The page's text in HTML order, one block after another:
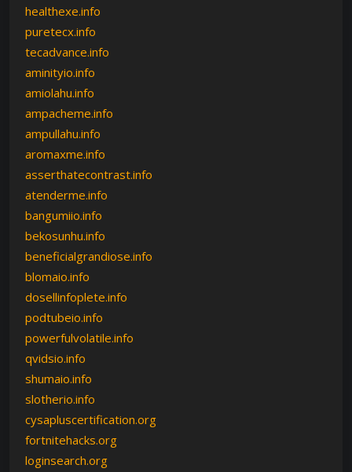
healthexe.info
puretecx.info
tecadvance.info
aminityio.info
amiolahu.info
ampacheme.info
ampullahu.info
aromaxme.info
asserthatecontrast.info
atenderme.info
bangumiio.info
bekosunhu.info
beneficialgrandiose.info
blomaio.info
dosellinfoplete.info
podtubeio.info
powerfulvolatile.info
qvidsio.info
shumaio.info
slotherio.info
cysapluscertification.org
fortnitehacks.org
loginsearch.org